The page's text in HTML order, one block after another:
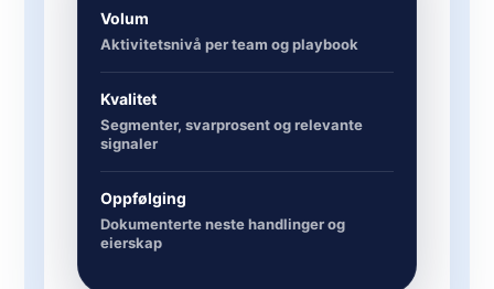
Volum
Aktivitetsnivå per team og playbook
Kvalitet
Segmenter, svarprosent og relevante
signaler
Oppfølging
Dokumenterte neste handlinger og
eierskap